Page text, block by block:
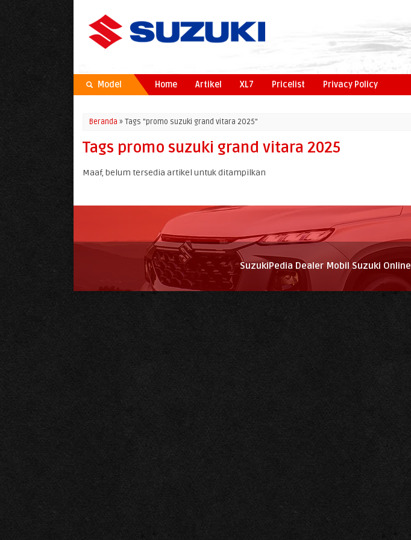
Model Home Artikel XL7 Pricelist Privacy Policy
Beranda »Tags "promo suzuki grand vitara 2025"
Tags promo suzuki grand vitara 2025
Maaf, belum tersedia artikel untuk ditampilkan
SuzukiPedia Dealer Mobil Suzuki Online